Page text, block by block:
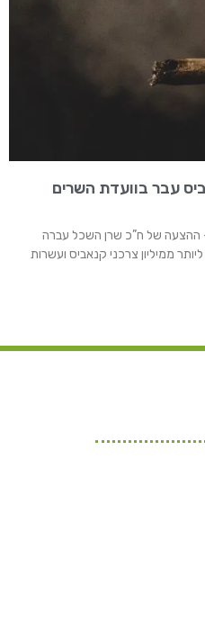
עבר בוועדת השרים
– ההצעה של ח”כ שרן השכל עברה
ממיליון צרכני קנאביס ועשרות